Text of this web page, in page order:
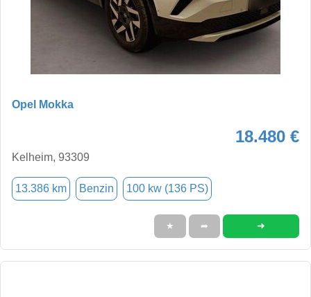
Opel Mokka
18.480 €
Kelheim, 93309
13.386 km Benzin 100 kw (136 PS)
★ ➦ ➜